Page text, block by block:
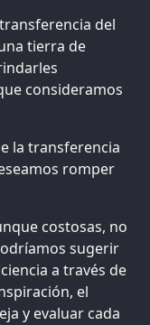
del
tierra de
consideramos
la transferencia
romper
costosas, no
sugerir
a través de
el
y evaluar cada